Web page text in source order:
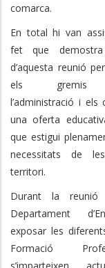
comarca.
En total hi van
fet que
d’aquesta reunió
els gremis
l’administració i
una oferta
que estigui
necessitats de
territori.
Durant la reunió
Departament
exposar les
Formació